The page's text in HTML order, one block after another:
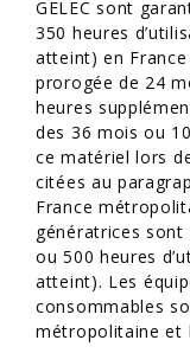
GELEC sont
350 heures
atteint) en
prorogée de 24
heures
des 36 mois ou
ce matériel lors
citées au
France
génératrices
ou 500 heures
atteint). Les
consommables
métropolitaine et